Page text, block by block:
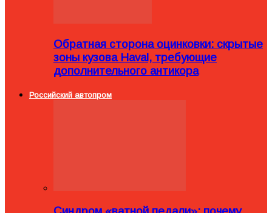
Обратная сторона оцинковки: скрытые
зоны кузова Haval, требующие
дополнительного антикора
Российский автопром